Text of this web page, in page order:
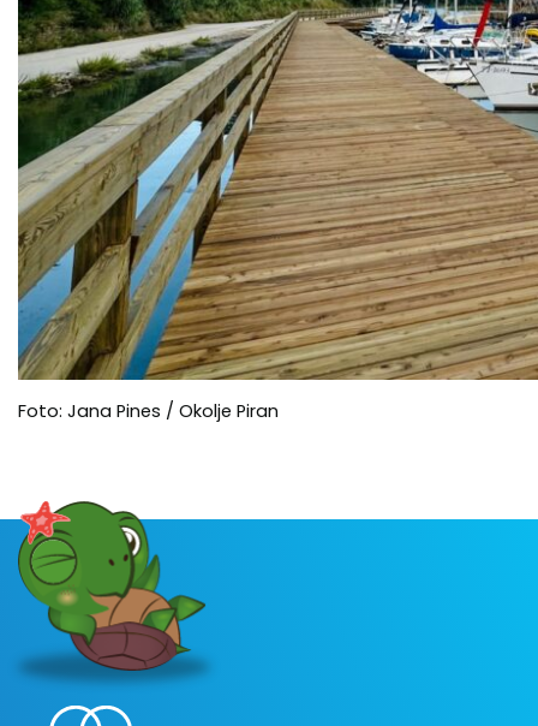
Foto: Jana Pines / Okolje Piran